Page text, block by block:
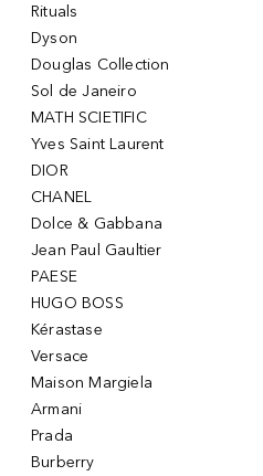
Rituals
Dyson
Douglas Collection
Sol de Janeiro
MATH SCIETIFIC
Yves Saint Laurent
DIOR
CHANEL
Dolce & Gabbana
Jean Paul Gaultier
PAESE
HUGO BOSS
Kérastase
Versace
Maison Margiela
Armani
Prada
Burberry